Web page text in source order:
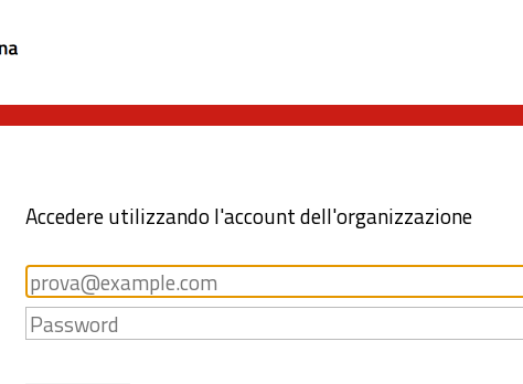
Accedere utilizzando l'account dell'organizzazione